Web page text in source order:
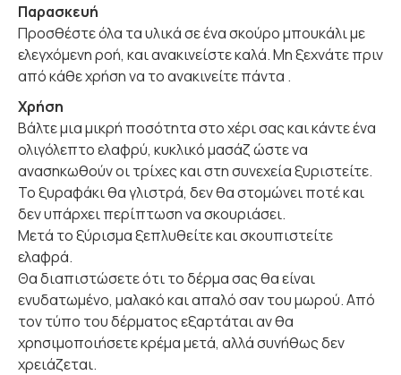
Παρασκευή
Προσθέστε όλα τα υλικά σε ένα σκούρο μπουκάλι με
ελεγχόμενη ροή, και ανακινείστε καλά. Μη ξεχνάτε πριν
από κάθε χρήση να το ανακινείτε πάντα .
Χρήση
Βάλτε μια μικρή ποσότητα στο χέρι σας και κάντε ένα
ολιγόλεπτο ελαφρύ, κυκλικό μασάζ ώστε να
ανασηκωθούν οι τρίχες και στη συνεχεία ξυριστείτε.
Το ξυραφάκι θα γλιστρά, δεν θα στομώνει ποτέ και
δεν υπάρχει περίπτωση να σκουριάσει.
Μετά το ξύρισμα ξεπλυθείτε και σκουπιστείτε
ελαφρά.
Θα διαπιστώσετε ότι το δέρμα σας θα είναι
ενυδατωμένο, μαλακό και απαλό σαν του μωρού. Από
τον τύπο του δέρματος εξαρτάται αν θα
χρησιμοποιήσετε κρέμα μετά, αλλά συνήθως δεν
χρειάζεται.